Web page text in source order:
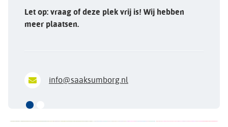
Let op: vraag of deze plek vrij is! Wij hebben
meer plaatsen.
info@saaksumborg.nl